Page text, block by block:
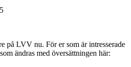
på LVV nu. För er som är intresserade
ändras med översättningen här: